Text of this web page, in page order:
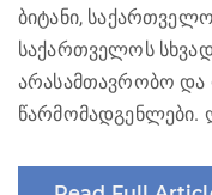
ბიტანი,
საქართველოს
არასამთავრობო და
წარმომადგენლები.